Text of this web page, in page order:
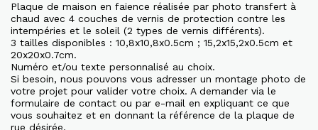
Plaque de maison en faïence réalisée par photo transfert à
chaud avec 4 couches de vernis de protection contre les
intempéries et le soleil (2 types de vernis différents).
3 tailles disponibles : 10,8x10,8x0.5cm ; 15,2x15,2x0.5cm et
20x20x0.7cm.
Numéro et/ou texte personnalisé au choix.
Si besoin, nous pouvons vous adresser un montage photo de
votre projet pour valider votre choix. A demander via le
formulaire de contact ou par e-mail en expliquant ce que
vous souhaitez et en donnant la référence de la plaque de
rue désirée.